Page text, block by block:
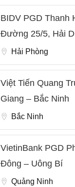
BIDV PGD Thanh
Đường 25/5, Hải
Hải Phòng
Việt Tiến Quang
Giang – Bắc Ninh
Bắc Ninh
VietinBank PGD
Đông – Uông Bí
Quảng Ninh